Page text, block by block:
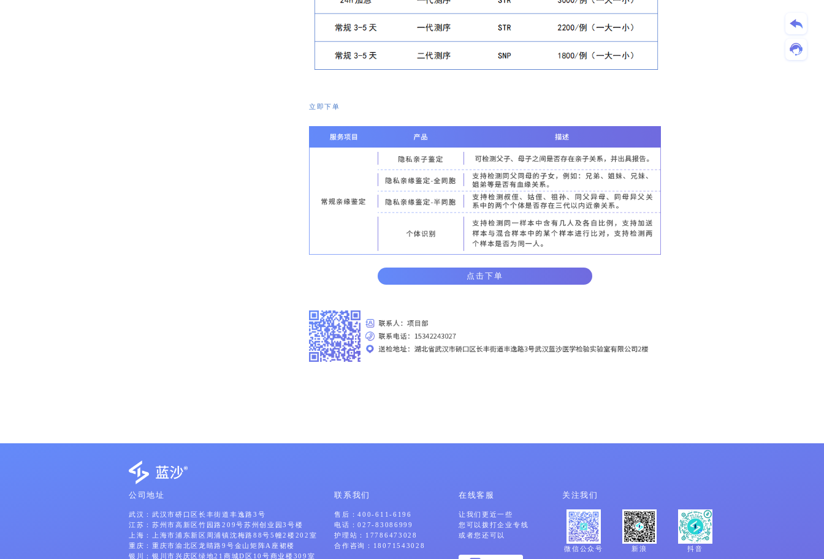
立即下单
点击下单
公司地址
武汉：武汉市硚口区长丰街道丰逸路3号
江苏：苏州市高新区竹园路209号苏州创业园3号楼
上海：上海市浦东新区周浦镇沈梅路88号5幢2楼202室
重庆：重庆市渝北区龙睛路9号金山矩阵A座裙楼
银川：银川市兴庆区绿地21商城D区10号商业楼309室
联系我们
售后：400-611-6196
电话：027-83086999
护理站： 17786473028
合作咨询：
18071543028
在线客服
让我们更近一些
您可以拨打企业专线
或者您还可以
关注我们
微信公众号 新浪 抖音